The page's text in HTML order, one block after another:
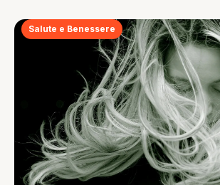
Salute e Benessere